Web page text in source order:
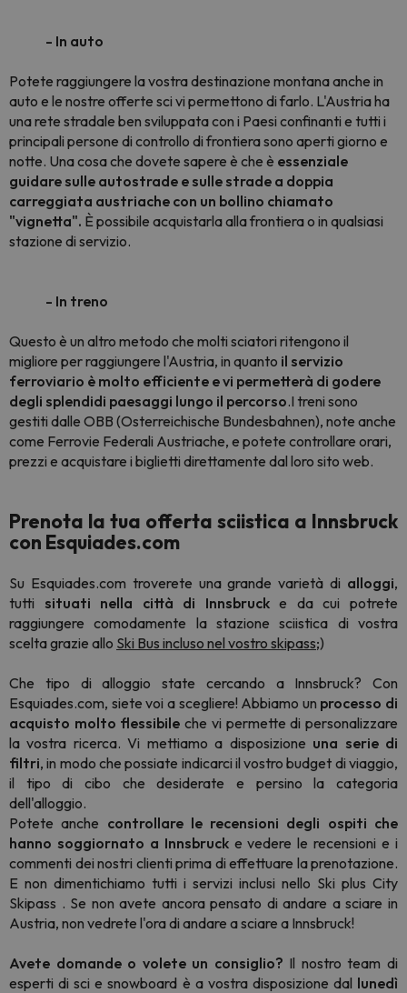
- In auto
Potete raggiungere la vostra destinazione montana anche in
auto e le nostre offerte sci vi permettono di farlo. L'Austria ha
una rete stradale ben sviluppata con i Paesi confinanti e tutti i
principali persone di controllo di frontiera sono aperti giorno e
notte. Una cosa che dovete sapere è che è essenziale
guidare sulle autostrade e sulle strade a doppia
carreggiata austriache con un bollino chiamato
"vignetta". È possibile acquistarla alla frontiera o in qualsiasi
stazione di servizio.
- In treno
Questo è un altro metodo che molti sciatori ritengono il
migliore per raggiungere l'Austria, in quanto il servizio
ferroviario è molto efficiente e vi permetterà di godere
degli splendidi paesaggi lungo il percorso.I treni sono
gestiti dalle OBB (Osterreichische Bundesbahnen), note anche
come Ferrovie Federali Austriache, e potete controllare orari,
prezzi e acquistare i biglietti direttamente dal loro sito web.
Prenota la tua offerta sciistica a Innsbruck
con Esquiades.com
Su Esquiades.com troverete una grande varietà di alloggi,
tutti situati nella città di Innsbrucke da cui potrete
raggiungere comodamente la stazione sciistica di vostra
scelta grazie allo Ski Bus incluso nel vostro skipass;)
Che tipo di alloggio state cercando a Innsbruck? Con
Esquiades.com, siete voi a scegliere! Abbiamo un processo di
acquisto molto flessibile che vi permette di personalizzare
la vostra ricerca. Vi mettiamo a disposizione una serie di
filtri, in modo che possiate indicarci il vostro budget di viaggio,
il tipo di cibo che desiderate e persino la categoria
dell'alloggio.
Potete anche controllare le recensioni degli ospiti che
hanno soggiornato a Innsbrucke vedere le recensioni e i
commenti dei nostri clienti prima di effettuare la prenotazione.
E non dimentichiamo tutti i servizi inclusi nello Ski plus City
Skipass . Se non avete ancora pensato di andare a sciare in
Austria, non vedrete l'ora di andare a sciare a Innsbruck!
Avete domande o volete un consiglio? Il nostro team di
esperti di sci e snowboard è a vostra disposizione dal lunedì